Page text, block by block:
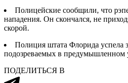
Полицейские сообщили, что
нападения. Он скончался, не
скорой.
Полиция штата Флорида успела
подозреваемых в предумышленном
ПОДЕЛИТЬСЯ В